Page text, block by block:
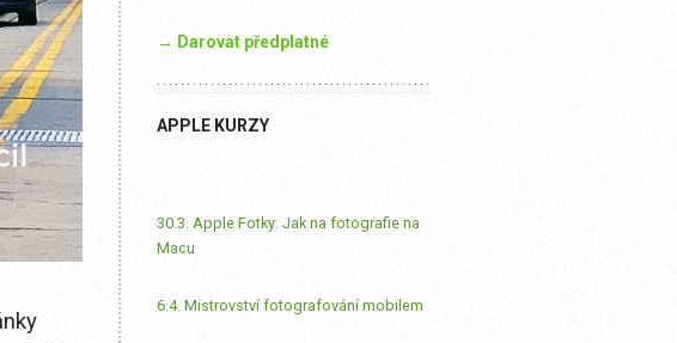
→ Darovat předplatné
APPLE KURZY
30.3. Apple Fotky: Jak na fotografie na
Macu
6.4. Mistrovství fotografování mobilem